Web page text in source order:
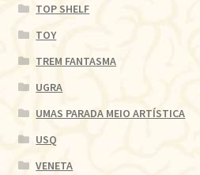
TOP SHELF
TOY
TREM FANTASMA
UGRA
UMAS PARADA MEIO ARTÍSTICA
USQ
VENETA